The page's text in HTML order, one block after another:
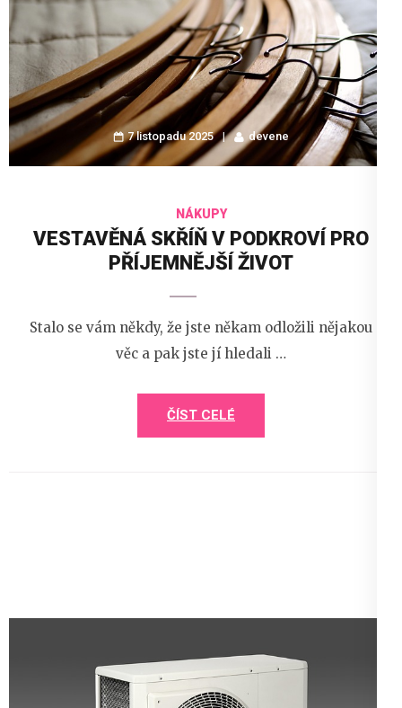
7 listopadu 2025 devene
NÁKUPY
VESTAVĚNÁ SKŘÍŇ V PODKROVÍ PRO
PŘÍJEMNĚJŠÍ ŽIVOT
Stalo se vám někdy, že jste někam odložili nějakou
věc a pak jste jí hledali …
ČÍST CELÉ